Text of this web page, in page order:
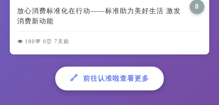
8
放心消费标准化在行动——标准助力美好生活 激发
消费新动能
👁️ 180 💬 0 ⏰ 7天前
🔗 前往认准啦查看更多